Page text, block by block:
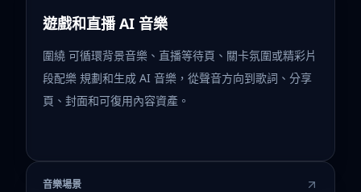
遊戲和直播 AI 音樂
圍繞 可循環背景音樂、直播等待頁、關卡氛圍或精彩片
段配樂 規劃和生成 AI 音樂，從聲音方向到歌詞、分享
頁、封面和可復用內容資產。
音樂場景